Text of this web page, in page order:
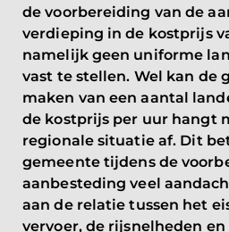
de voorbereiding van de
verdieping in de kostprijs
namelijk geen uniforme
vast te stellen. Wel kan de
maken van een aantal
de kostprijs per uur hangt
regionale situatie af. Dit
gemeente tijdens de
aanbesteding veel
aan de relatie tussen het
vervoer, de rijsnelheden